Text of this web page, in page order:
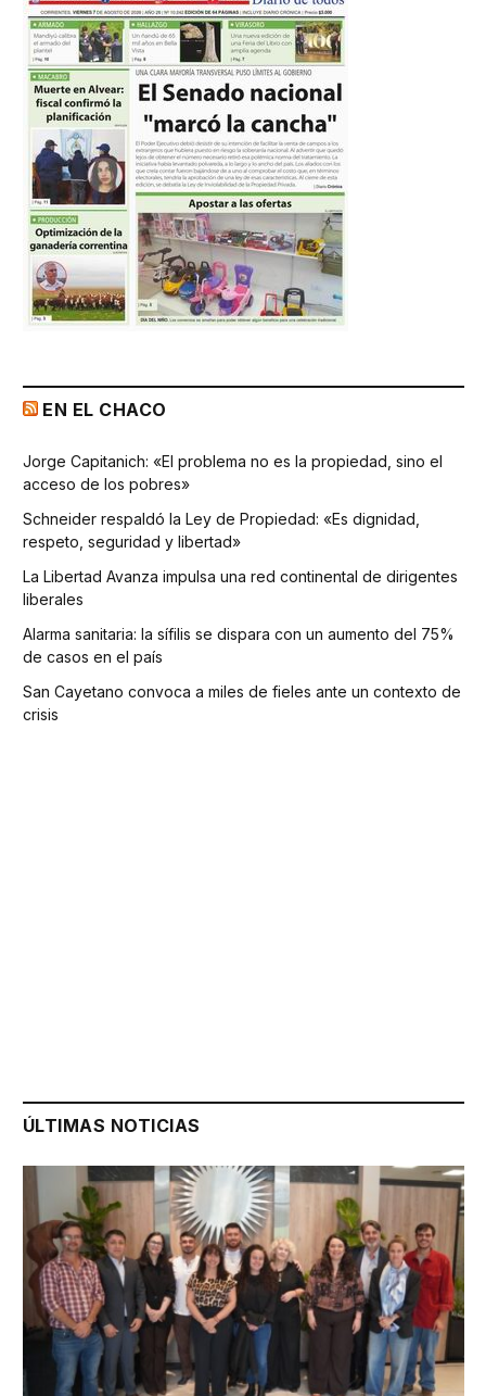
EN EL CHACO
Jorge Capitanich: «El problema no es la propiedad, sino el
acceso de los pobres»
Schneider respaldó la Ley de Propiedad: «Es dignidad,
respeto, seguridad y libertad»
La Libertad Avanza impulsa una red continental de dirigentes
liberales
Alarma sanitaria: la sífilis se dispara con un aumento del 75%
de casos en el país
San Cayetano convoca a miles de fieles ante un contexto de
crisis
ÚLTIMAS NOTICIAS